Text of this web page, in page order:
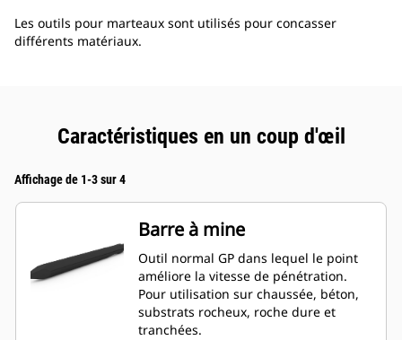
Les outils pour marteaux sont utilisés pour concasser
différents matériaux.
Caractéristiques en un coup d'œil
Affichage de 1-3 sur 4
Barre à mine
Outil normal GP dans lequel le point
améliore la vitesse de pénétration.
Pour utilisation sur chaussée, béton,
substrats rocheux, roche dure et
tranchées.